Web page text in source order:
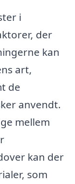
i
der
kan
art,
de
anvendt.
mellem
kan der
som